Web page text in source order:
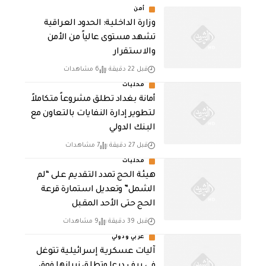
أمن
وزارة الداخلية: الحدود العراقية
تشهد مستوى عالياً من الأمن
والاستقرار
قبل 22 دقيقة 6 مشاهدات
محليات
أمانة بغداد تطلق مشروعاً متكاملاً
لتطوير إدارة النفايات بالتعاون مع
البنك الدولي
قبل 27 دقيقة 7 مشاهدات
محليات
هيئة الحج تمدد التقديم على “لم
الشمل” وتعديل استمارة قرعة
الحج حتى الأحد المقبل
قبل 39 دقيقة 9 مشاهدات
عربي ودولي
آليات عسكرية إسرائيلية تتوغل